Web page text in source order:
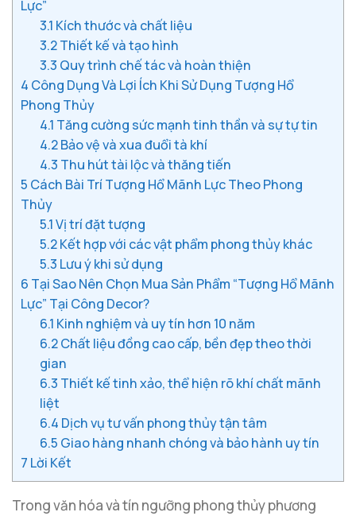
Lực”
3.1 Kích thước và chất liệu
3.2Thiết kế và tạo hình
3.3 Quy trình chế tác và hoàn thiện
4 Công Dụng Và Lợi Ích Khi Sử Dụng Tượng Hổ
Phong Thủy
4.1 Tăng cường sức mạnh tinh thần và sự tự tin
4.2Bảo vệ và xua đuổi tà khí
4.3 Thu hút tài lộc và thăng tiến
5 Cách Bài Trí Tượng Hổ Mãnh Lực Theo Phong
Thủy
5.1Vị trí đặt tượng
5.2Kết hợp với các vật phẩm phong thủy khác
5.3 Lưu ý khi sử dụng
6 Tại Sao Nên Chọn Mua Sản Phẩm “Tượng Hổ Mãnh
Lực” Tại Công Decor?
6.1 Kinh nghiệm và uy tín hơn 10 năm
6.2Chất liệu đồng cao cấp, bền đẹp theo thời
gian
6.3 Thiết kế tinh xảo, thể hiện rõ khí chất mãnh
liệt
6.4 Dịch vụ tư vấn phong thủy tận tâm
6.5 Giao hàng nhanh chóng và bảo hành uy tín
7 Lời Kết
Trong văn hóa và tín ngưỡng phong thủy phương